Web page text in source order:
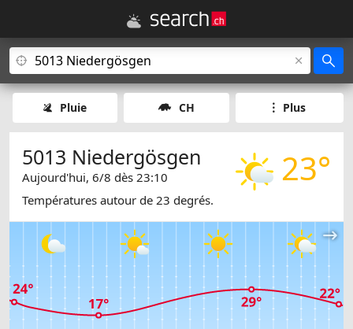
Pluie CH Plus
23°
5013 Niedergösgen
Aujourd'hui, 6/8 dès 23:10
Températures autour de 23 degrés.